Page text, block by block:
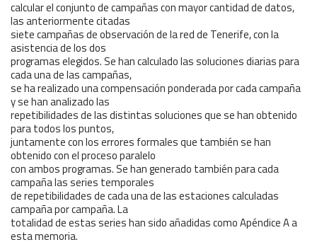
calcular el conjunto de campañas con mayor cantidad de datos,
las anteriormente citadas
siete campañas de observación de la red de Tenerife, con la
asistencia de los dos
programas elegidos. Se han calculado las soluciones diarias para
cada una de las campañas,
se ha realizado una compensación ponderada por cada campaña
y se han analizado las
repetibilidades de las distintas soluciones que se han obtenido
para todos los puntos,
juntamente con los errores formales que también se han
obtenido con el proceso paralelo
con ambos programas. Se han generado también para cada
campaña las series temporales
de repetibilidades de cada una de las estaciones calculadas
campaña por campaña. La
totalidad de estas series han sido añadidas como Apéndice A a
esta memoria.